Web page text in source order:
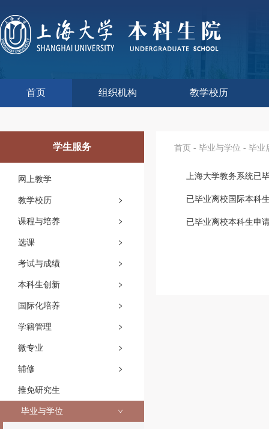
首页 组织机构 教学校历
学生服务
网上教学
教学校历
课程与培养
选课
考试与成绩
本科生创新
国际化培养
学籍管理
微专业
辅修
推免研究生
毕业与学位
首页 - 毕业与学位 - 毕业
上海大学教务系统已
已毕业离校国际本科
已毕业离校本科生申